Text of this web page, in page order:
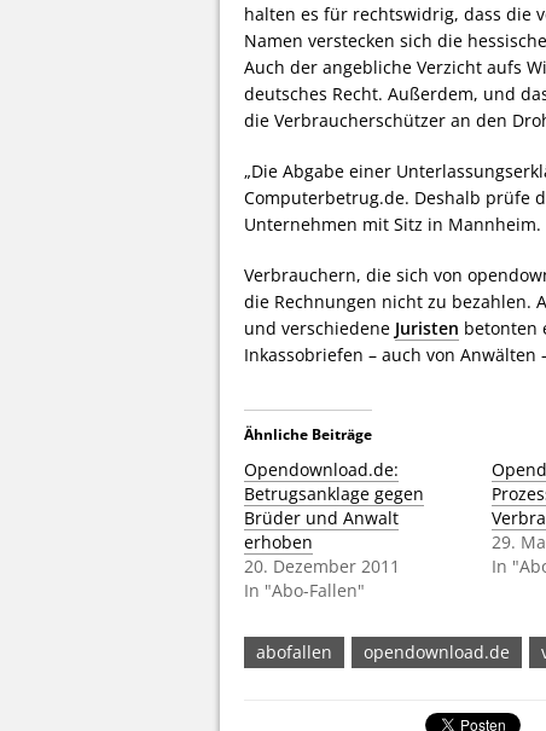
halten es für rechtswidrig, dass die
Namen verstecken sich die
Auch der angebliche Verzicht aufs
deutsches Recht. Außerdem, und
die Verbraucherschützer an den
„Die Abgabe einer
Computerbetrug.de. Deshalb prüfe
Unternehmen mit Sitz in Mannheim.
Verbrauchern, die sich von
die Rechnungen nicht zu bezahlen.
und verschiedene Juristen betonten
Inkassobriefen – auch von
Ähnliche Beiträge
Opendownload.de:
Betrugsanklage gegen
Brüder und Anwalt
erhoben
20. Dezember 2011
In "Abo-Fallen"
29.
In
abofallen opendownload.de